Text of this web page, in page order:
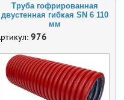
Труба гофрированная
двустенная гибкая SN 6 110
мм
976